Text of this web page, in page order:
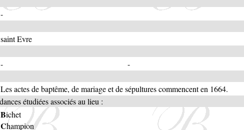
-
saint Evre
-
-
Les actes de baptême, de mariage et de sépultures commencent en 1664.
étudiées associés au lieu :
Bichet
Champion